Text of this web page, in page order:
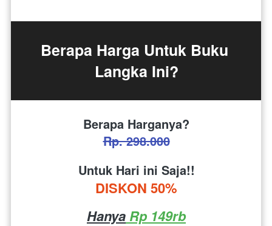
Berapa Harga Untuk Buku
Langka Ini?
Berapa Harganya?
Rp. 298.000
Untuk Hari ini Saja!!
DISKON 50%
Hanya Rp 149rb